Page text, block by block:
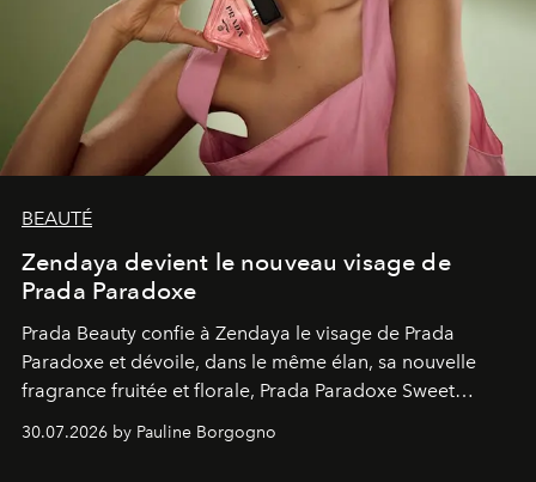
BEAUTÉ
Zendaya devient le nouveau visage de
Prada Paradoxe
Prada Beauty confie à Zendaya le visage de Prada
Paradoxe et dévoile, dans le même élan, sa nouvelle
fragrance fruitée et florale, Prada Paradoxe Sweet
30.07.2026 by Pauline Borgogno